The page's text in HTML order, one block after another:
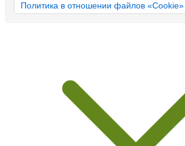
Политика в отношении файлов «Cookie»